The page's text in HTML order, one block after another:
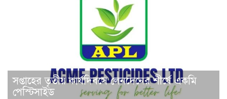
সপ্তাহের তৃতীয় কার্যদিবসে লেনদেনের শীর্ষে একমি
পেস্টিসাইড